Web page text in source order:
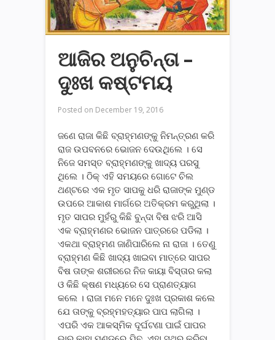
ଆଜିର ଅନୁଚିନ୍ତା –
ଦୁଃଖ କଷ୍ଟମୟ
Posted on December 19, 2016
ଜଣେ ରାଜା କିଛି ବ୍ରାହ୍ମଣଙ୍କୁ ନିମନ୍ତ୍ରଣ କରି
ରାଜ ଉପବନରେ ଭୋଜନ ଦେଉଥିଲେ । ସେ
ନିଜେ ସମସ୍ତ ବ୍ରାହ୍ମଣଙ୍କୁ ଖାଦ୍ୟ ପରସୁ
ଥିଲେ । ଠିକ୍ ଏହି ସମୟରେ ଗୋଟେ ଚିଲ
ଥଣ୍ଟରେ ଏକ ମୃତ ସାପକୁ ଧରି ରାଜାଙ୍କ ମୁଣ୍ଡ
ଉପରେ ଆକାଶ ମାର୍ଗରେ ଅତିକ୍ରମ କରୁଥିଲା ।
ମୃତ ସାପର ମୁହଁରୁ କିଛି ବୁନ୍ଦା ବିଷ ଝରି ଆସି
ଏକ ବ୍ରାହ୍ମଣର ଭୋଜନ ପାତ୍ରରେ ପଡିଲା ।
ଏକଥା ବ୍ରାହ୍ମଣ ଜାଣିପାରିଲେ ନା ରାଜା । ତେଣୁ
ବ୍ରାହ୍ମଣ କିଛି ଖାଦ୍ୟ ଖାଇବା ମାତ୍ରେ ସାପର
ବିଷ ତାଙ୍କ ଶରୀରରେ ନିଜ କାୟା ବିସ୍ତାର କଲା
ଓ କିଛି କ୍ଷଣ ମଧ୍ୟରେ ସେ ପ୍ରାଣତ୍ୟାଗ
କଲେ । ରାଜା ମନେ ମନେ ଦୁଃଖ ପ୍ରକାଶ କଲେ
ଯେ ତାଙ୍କୁ ବ୍ରହ୍ମହତ୍ୟାର ପାପ ଲାଗିଲା ।
ଏପରି ଏକ ଆକସ୍ମିକ ଦୂର୍ଘଟଣା ପାଇଁ ପାପର